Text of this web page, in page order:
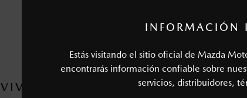
INFORMACIÓN
Estás visitando el sitio oficial de Mazda
encontrarás información confiable sobre
servicios, distribuidores,
VIVE LA EXPERIENCIA MAZDA AL